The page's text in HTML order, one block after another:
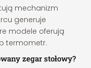
mechanizm
generuje
modele oferują
termometr.
zegar stołowy?